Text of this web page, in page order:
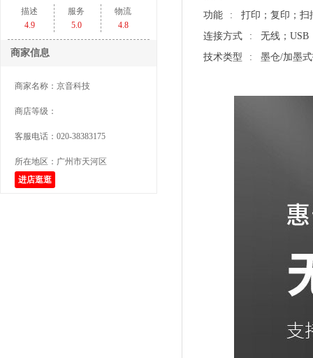
描述
4.9
服务
5.0
物流
4.8
商家信息
商家名称： 京音科技
商店等级：
客服电话： 020-38383175
所在地区： 广州市天河区
进店逛逛
功能
: 打印；复印；扫
连接方式
: 无线；USB
技术类型
: 墨仓/加墨式